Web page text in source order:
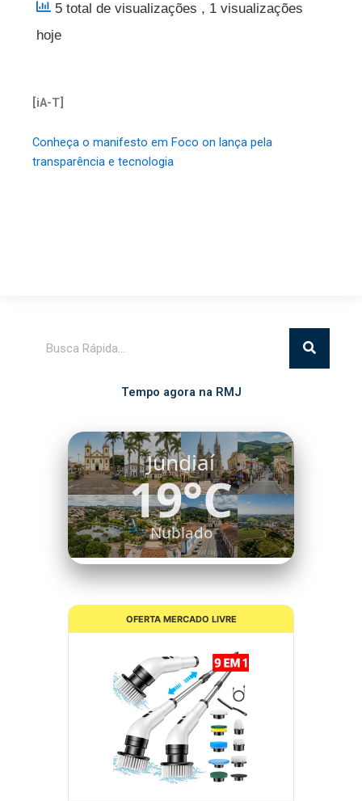
5 total de visualizações , 1 visualizações
hoje
[iA-T]
Conheça o manifesto em Foco on lança pela
transparência e tecnologia
Tempo agora na RMJ
Itatiba
18°C
Nublado
OFERTA MERCADO LIVRE